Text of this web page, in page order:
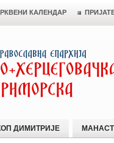
КАЛЕНДАР
ДИМИТРИЈЕ